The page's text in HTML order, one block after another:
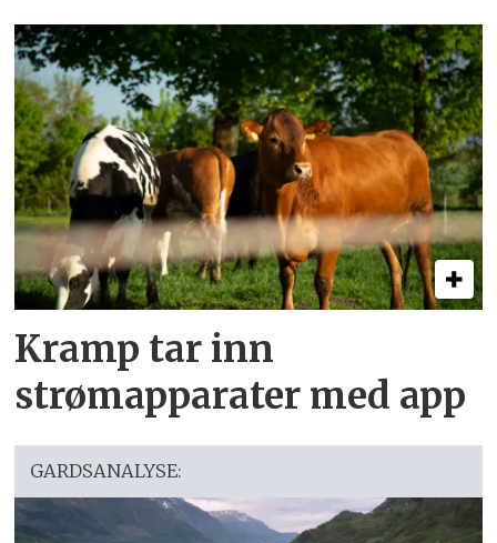
Kramp tar inn
strømapparater med app
GARDSANALYSE: